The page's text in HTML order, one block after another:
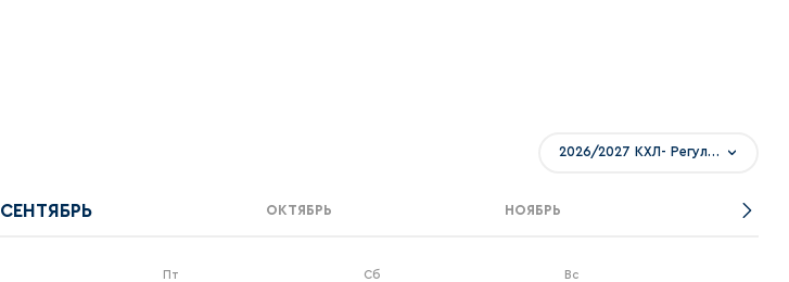
2026/2027 КХЛ- Регулярный чемпионат
СЕНТЯБРЬ ОКТЯБРЬ НОЯБРЬ
Пт Сб Вс